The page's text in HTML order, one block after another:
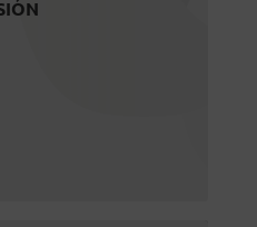
el ámbito de la